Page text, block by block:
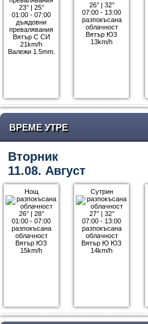
23°| 25°
01:00 - 07:00
дъждовни
превалявания
Вятър С СИ
21km/h
Валежи 1.5mm.
26°| 32°
07:00 - 13:00
разпокъсана
облачност
Вятър ЮЗ
13km/h
ВРЕМЕ УТРЕ
Вторник
11.08. Август
Нощ
26°| 28°
01:00 - 07:00
разпокъсана
облачност
Вятър ЮЗ
15km/h
Сутрин
27°| 32°
07:00 - 13:00
разпокъсана
облачност
Вятър Ю ЮЗ
14km/h